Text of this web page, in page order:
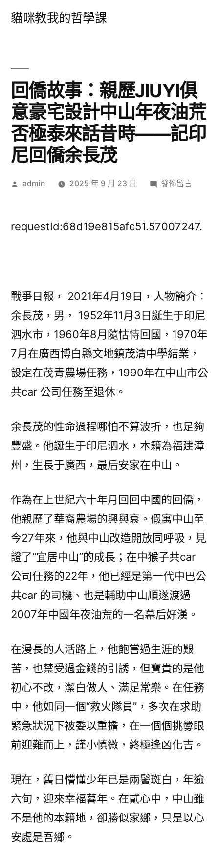
貓咪教我的哲學課
回僑故事：親歷JIUYI俱
意豪宅設計中山年夜油荒
否極泰來話昔時——記印
尼回僑余長茂
作
admin 2025 年 9 月 23 日
在
故
俱
豪
宅
設
計
中
油
荒
否
極
來
話
昔
時
——
印
尼
回
僑
長
茂〉
發佈留言
requestId:68d19e815afc51.57007247.
戰爭日報， 2021年4月19日，人物簡介：
余長茂，男， 1952年11月3日誕生于印尼
泗水市，1960年8月隨怙恃回國，1970年
7月在廣西博白縣文地鎮茂清中學結業，
設定在茂青農場任務，1990年在中山市公
共car 公司任務至退休。
余長茂的性命過程哪怕不算波折，也足夠
豐盛。他誕生于印尼泗水，本籍為福建漳
州，生長于廣西，最后安家在中山。
作為在上世紀六十年月回回中國的回僑，
他親歷了華裔農場的興與衰。假寓中山至
今27年來，他與中山改造開放同呼吸，見
證了“宜居中山”的成長；在中猴子共car
公司任務的22年，他已經是第一代中巴公
共car 的司機、也是輔助中山順遂渡過
2007年中國年夜油荒的一名幕后好漢。
在漫長的人活路上，他飽嘗過生涯的艱
苦，也禁受過金錢的引誘，但寶貴的是他
初心不改，潔白做人、滿足常樂。在任務
中，他如同一個“救火隊員”，多次在求助
緊急狀況下被委以重擔，在一個個挑釁眼
前迎難而上，謹小慎微，終極逢凶化吉。
現在，舊日懵懂少年已是兩鬢斑白，年逾
六旬，迎來幸福暮年。在貳心中，中山雖
不是他的本籍地，卻勝似家鄉，只是以心
安處是吾鄉。